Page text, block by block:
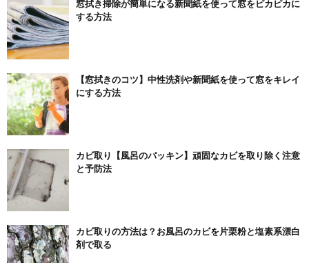
窓拭き掃除が簡単になる新聞紙を使って窓をピカピカに
する方法
【窓拭きのコツ】中性洗剤や新聞紙を使って窓をキレイ
にする方法
カビ取り【風呂のパッキン】頑固なカビを取り除く注意
と予防法
カビ取りの方法は？お風呂のカビを片栗粉と塩素系漂白
剤で取る